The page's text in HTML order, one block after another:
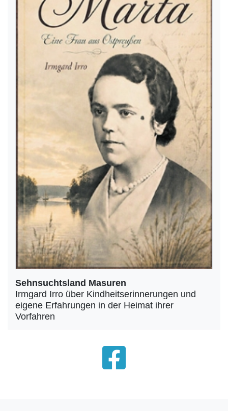
Sehnsuchtsland Masuren
Irmgard Irro über Kindheitserinnerungen und
eigene Erfahrungen in der Heimat ihrer
Vorfahren